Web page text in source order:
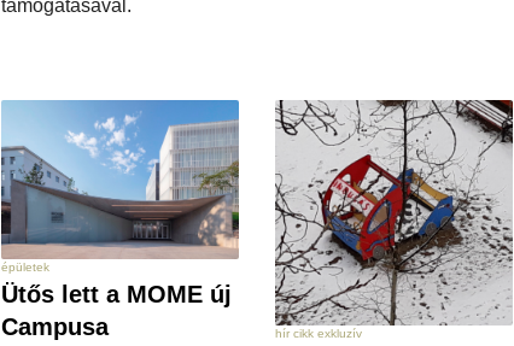
támogatásával.
épületek
Ütős lett a MOME új
Campusa
hír cikk exkluzív